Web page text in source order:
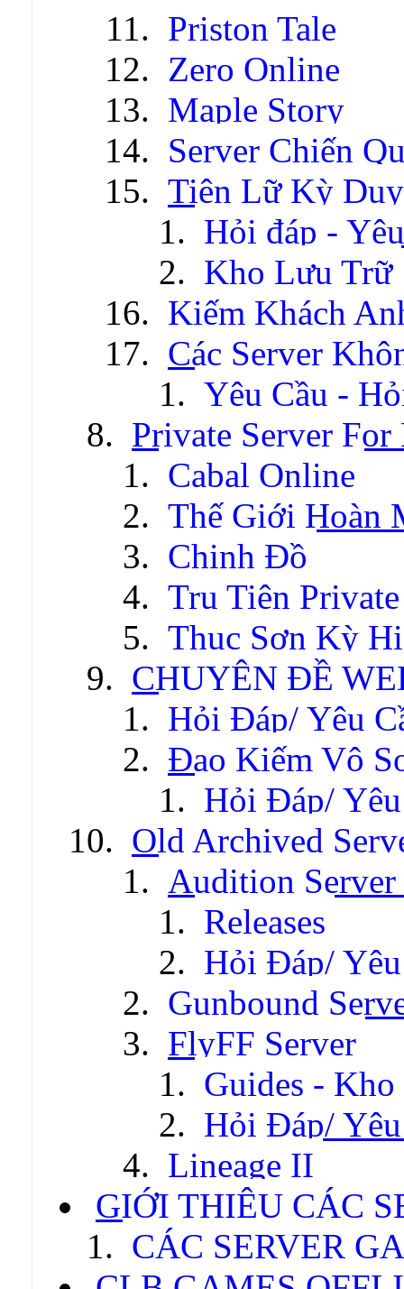
Priston Tale
Zero Online
Maple Story
Server Chiến
Tiên Lữ Kỳ
Hỏi đáp -
Kho Lưu Trữ
Kiếm Khách
Các Server
Yêu Cầu -
Private Server
Cabal Online
Thế Giới Hoàn
Chinh Đồ
Tru Tiên Private
Thục Sơn Kỳ
CHUYÊN ĐỀ
Hỏi Đáp/ Yêu
Đao Kiếm Vô
Hỏi Đáp/
Old Archived
Audition Server
Releases
Hỏi Đáp/
Gunbound
FlyFF Server
Guides -
Hỏi Đáp/
Lineage II
GIỚI THIỆU CÁC
CÁC SERVER